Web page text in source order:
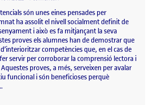
són unes eines pensades per
ha assolit el nivell socialment definit de
i això es fa mitjançant la seva
proves els alumnes han de demostrar que
competències que, en el cas de
servir per corroborar la comprensió lectora i
Aquestes proves, a més, serveixen per avalar
funcional i són beneficioses perquè